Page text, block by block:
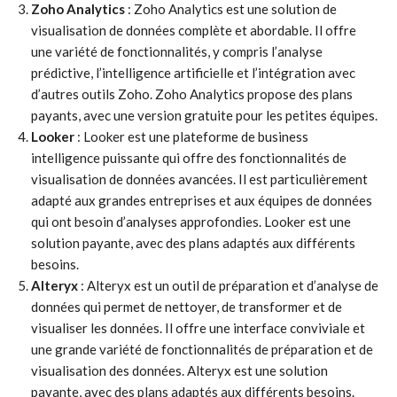
Zoho Analytics : Zoho Analytics est une solution de
visualisation de données complète et abordable. Il offre
une variété de fonctionnalités, y compris l’analyse
prédictive, l’intelligence artificielle et l’intégration avec
d’autres outils Zoho. Zoho Analytics propose des plans
payants, avec une version gratuite pour les petites équipes.
Looker : Looker est une plateforme de business
intelligence puissante qui offre des fonctionnalités de
visualisation de données avancées. Il est particulièrement
adapté aux grandes entreprises et aux équipes de données
qui ont besoin d’analyses approfondies. Looker est une
solution payante, avec des plans adaptés aux différents
besoins.
Alteryx : Alteryx est un outil de préparation et d’analyse de
données qui permet de nettoyer, de transformer et de
visualiser les données. Il offre une interface conviviale et
une grande variété de fonctionnalités de préparation et de
visualisation des données. Alteryx est une solution
payante, avec des plans adaptés aux différents besoins.